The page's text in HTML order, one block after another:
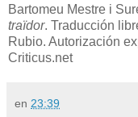
Bartomeu Mestre i
traïdor. Traducción
Rubio. Autorización
Criticus.net
en 23:39